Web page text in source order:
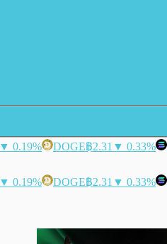
▼ 0.19% DOGE฿2.31 ▼ 0.33%
▼ 0.19% DOGE฿2.31 ▼ 0.33%